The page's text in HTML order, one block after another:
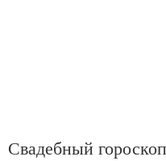
Свадебный